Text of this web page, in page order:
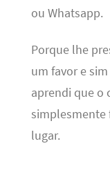
ou Whatsapp.
Porque lhe
um favor e
aprendi que o
simplesmente
lugar.